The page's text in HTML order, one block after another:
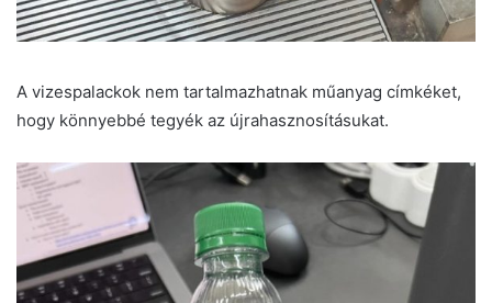
A vizespalackok nem tartalmazhatnak műanyag címkéket,
hogy könnyebbé tegyék az újrahasznosításukat.